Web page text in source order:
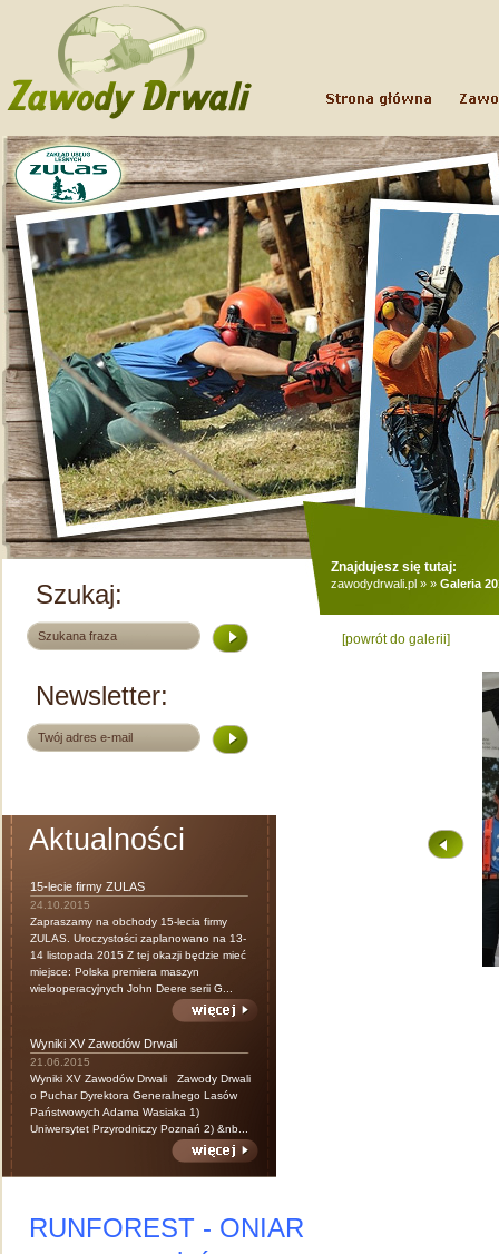
Szukaj:
Newsletter:
Aktualności
15-lecie firmy ZULAS
24.10.2015
Zapraszamy na obchody 15-lecia firmy
ZULAS. Uroczystości zaplanowano na 13-
14 listopada 2015 Z tej okazji będzie mieć
miejsce: Polska premiera maszyn
wielooperacyjnych John Deere serii G...
Wyniki XV Zawodów Drwali
21.06.2015
Wyniki XV Zawodów Drwali Zawody Drwali
o Puchar Dyrektora Generalnego Lasów
Państwowych Adama Wasiaka 1)
Uniwersytet Przyrodniczy Poznań 2) &nb...
RUNFOREST - ONIAR
Znajdujesz się tutaj:
zawodydrwali.pl » » Galeria
[powrót do galerii]